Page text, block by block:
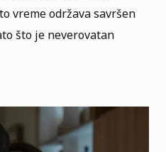
vreme održava savršen
što je neverovatan